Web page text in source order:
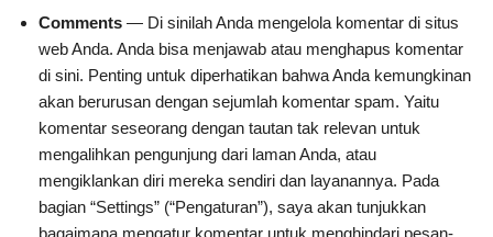
Comments — Di sinilah Anda mengelola komentar di situs
web Anda. Anda bisa menjawab atau menghapus komentar
di sini. Penting untuk diperhatikan bahwa Anda kemungkinan
akan berurusan dengan sejumlah komentar spam. Yaitu
komentar seseorang dengan tautan tak relevan untuk
mengalihkan pengunjung dari laman Anda, atau
mengiklankan diri mereka sendiri dan layanannya. Pada
bagian “Settings” (“Pengaturan”), saya akan tunjukkan
bagaimana mengatur komentar untuk menghindari pesan-